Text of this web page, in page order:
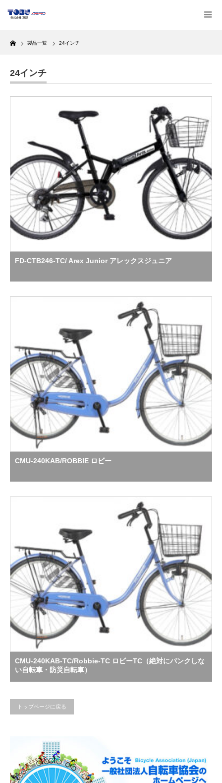
Home
製品一覧 24インチ
24インチ
FD-CTB246-TC/ Arex Junior アレックスジュニア
CMU-240KAB/ROBBIE ロビー
CMU-240KAB-TC/Robbie-TC ロビーTC（絶対にパンクしな
い自転車・防災自転車）
トップページに戻る